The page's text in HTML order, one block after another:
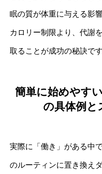
眠の質が体重に与える影
カロリー制限より、代謝
取ることが成功の秘訣です
簡単に始めやす
の具体例と
実際に「働き」がある中
のルーティンに置き換え